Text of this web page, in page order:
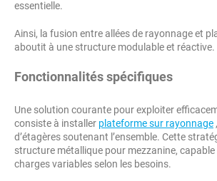
essentielle.
Ainsi, la fusion entre allées de rayonnage et
aboutit à une structure modulable et réactive.
Fonctionnalités spécifiques
Une solution courante pour exploiter
consiste à installer plateforme sur rayonnage
d’étagères soutenant l’ensemble. Cette
structure métallique pour mezzanine, capable
charges variables selon les besoins.